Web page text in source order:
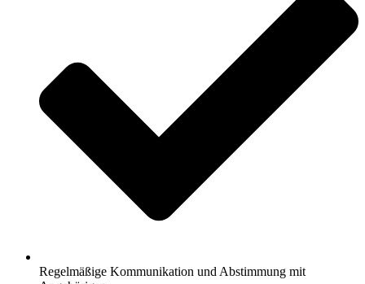
Regelmäßige Kommunikation und Abstimmung mit